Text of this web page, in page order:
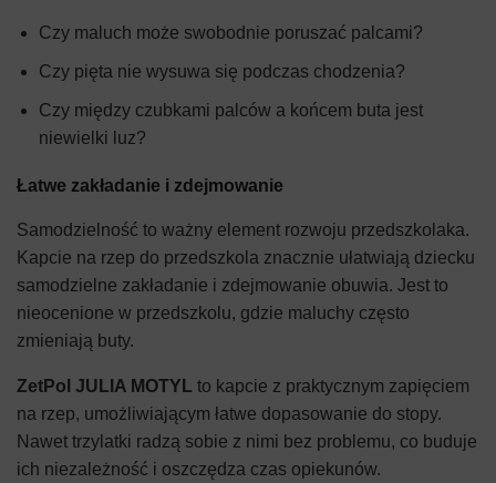
Czy maluch może swobodnie poruszać palcami?
Czy pięta nie wysuwa się podczas chodzenia?
Czy między czubkami palców a końcem buta jest
niewielki luz?
Łatwe zakładanie i zdejmowanie
Samodzielność to ważny element rozwoju przedszkolaka.
Kapcie na rzep do przedszkola znacznie ułatwiają dziecku
samodzielne zakładanie i zdejmowanie obuwia. Jest to
nieocenione w przedszkolu, gdzie maluchy często
zmieniają buty.
ZetPol JULIA MOTYL to kapcie z praktycznym zapięciem
na rzep, umożliwiającym łatwe dopasowanie do stopy.
Nawet trzylatki radzą sobie z nimi bez problemu, co buduje
ich niezależność i oszczędza czas opiekunów.